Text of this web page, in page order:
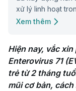
xử lý linh hoạt
trong khám và
sóc sức khỏe
cuộc sống cộng
Xem thêm
Hiện nay, vắc
Enterovirus 71
trẻ từ 2 tháng
mũi cơ bản,